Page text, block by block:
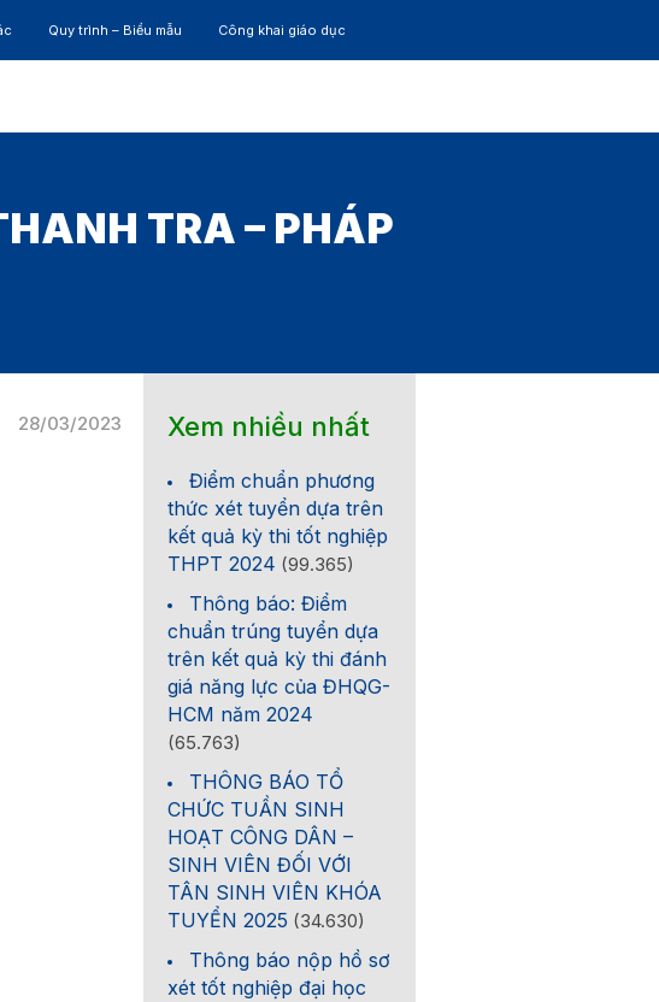
Quy trình – Biểu mẫu Công khai giáo dục
TRA – PHÁP
28/03/2023 Xem nhiều nhất
Điểm chuẩn phương
thức xét tuyển dựa trên
kết quả kỳ thi tốt nghiệp
THPT 2024 (99.365)
Thông báo: Điểm
chuẩn trúng tuyển dựa
trên kết quả kỳ thi đánh
giá năng lực của ĐHQG-
HCM năm 2024
(65.763)
THÔNG BÁO TỔ
CHỨC TUẦN SINH
HOẠT CÔNG DÂN –
SINH VIÊN ĐỐI VỚI
TÂN SINH VIÊN KHÓA
TUYỂN 2025 (34.630)
Thông báo nộp hồ sơ
xét tốt nghiệp đại học